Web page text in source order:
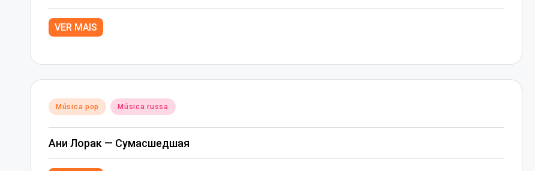
VER MAIS
Posted
Música pop Música russa
Ани Лорак — Сумасшедшая